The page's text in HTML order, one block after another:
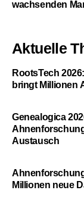
wachsenden
Aktuelle
RootsTech
bringt Millionen
Genealogica
Austausch
Millionen neue